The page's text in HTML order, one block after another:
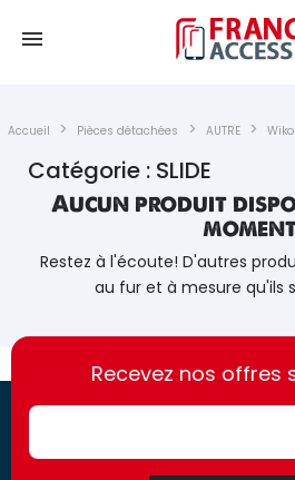
Accueil Pièces détachées AUTRE Wiko
Catégorie : SLIDE
Aucun produit
Restez à l'écoute! D'autres
au fur et à mesure qu'ils
https://france-
access.fr
https://france-
access.fr
Recevez nos offres